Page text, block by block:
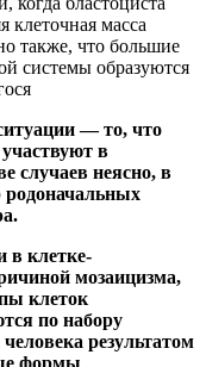
клеточная масса
также, что большие
системы образуются
— то, что
в
случаев неясно, в
родоначальных
в клетке-
мозаицизма,
клеток
по набору
результатом
формы